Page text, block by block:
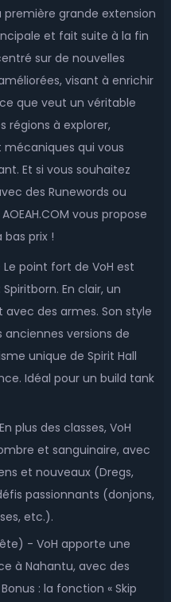
première grande extension
et fait suite à la fin
sur de nouvelles
visant à enrichir
que veut un véritable
régions à explorer,
mécaniques qui vous
Et si vous souhaitez
des Runewords ou
vous propose
bas prix !
point fort de VoH est
En clair, un
des armes. Son style
versions de
unique de Spirit Hall
Idéal pour un build tank
plus des classes, VoH
et sanguinaire, avec
et nouveaux (Dregs,
passionnants (donjons,
etc.).
- VoH apporte une
à Nahantu, avec des
: la fonction « Skip